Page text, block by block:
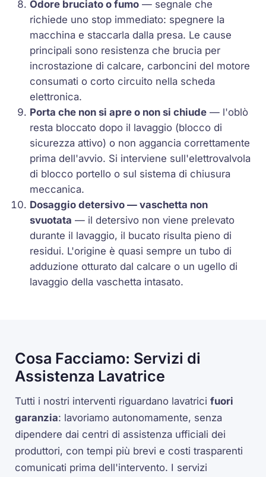
Odore bruciato o fumo — segnale che
richiede uno stop immediato: spegnere la
macchina e staccarla dalla presa. Le cause
principali sono resistenza che brucia per
incrostazione di calcare, carboncini del motore
consumati o corto circuito nella scheda
elettronica.
Porta che non si apre o non si chiude — l'oblò
resta bloccato dopo il lavaggio (blocco di
sicurezza attivo) o non aggancia correttamente
prima dell'avvio. Si interviene sull'elettrovalvola
di blocco portello o sul sistema di chiusura
meccanica.
Dosaggio detersivo — vaschetta non
svuotata — il detersivo non viene prelevato
durante il lavaggio, il bucato risulta pieno di
residui. L'origine è quasi sempre un tubo di
adduzione otturato dal calcare o un ugello di
lavaggio della vaschetta intasato.
Cosa Facciamo: Servizi di
Assistenza Lavatrice
Tutti i nostri interventi riguardano lavatricifuori
garanzia: lavoriamo autonomamente, senza
dipendere dai centri di assistenza ufficiali dei
produttori, con tempi più brevi e costi trasparenti
comunicati prima dell'intervento. I servizi